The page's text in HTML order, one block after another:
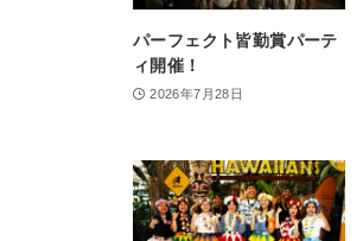
パーフェクト皆勤賞パーテ
ィ開催！
2026年7月28日